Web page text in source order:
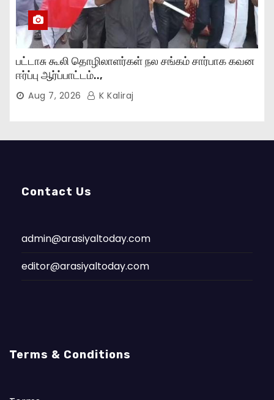
பட்டாசு கூலி தொழிலாளர்கள் நல சங்கம் சார்பாக கவன
ஈர்ப்பு ஆர்ப்பாட்டம்..,
Aug 7, 2026 K Kaliraj
Contact Us
admin@arasiyaltoday.com
editor@arasiyaltoday.com
Terms & Conditions